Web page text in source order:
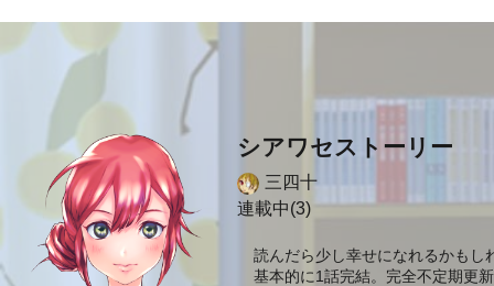
シアワセストーリー
三四十
連載中(3)
読んだら少し幸せになれるかもし
基本的に1話完結。完全不定期更新